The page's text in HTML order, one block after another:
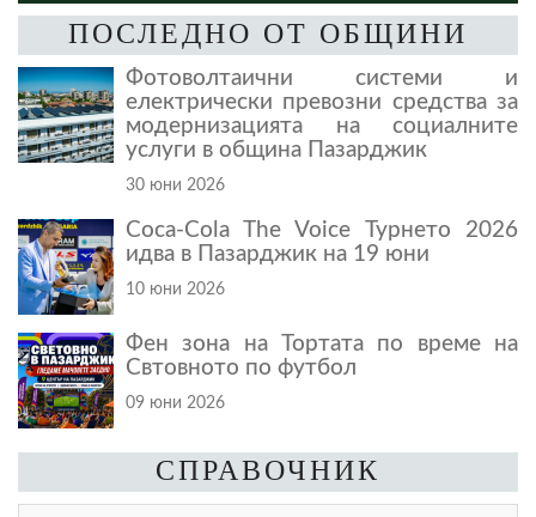
ПОСЛЕДНО ОТ ОБЩИНИ
Фотоволтаични системи и
електрически превозни средства за
модернизацията на социалните
услуги в община Пазарджик
30 юни 2026
Coca-Cola The Voice Турнето 2026
идва в Пазарджик на 19 юни
10 юни 2026
Фен зона на Тортата по време на
Свтовното по футбол
09 юни 2026
СПРАВОЧНИК